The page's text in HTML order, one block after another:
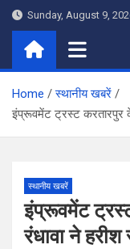
Skip
content
Sunday, August 9,
Home
स्थानीय खबरें
इंप्रूवमेंट ट्रस्ट करतारपुर
स्थानीय खबरें
इंप्रूवमेंट
रंधावा ने